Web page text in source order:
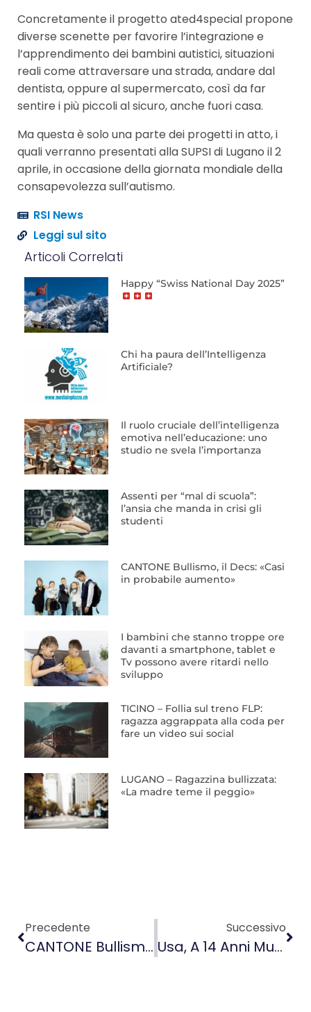
Concretamente il progetto ated4special propone
diverse scenette per favorire l’integrazione e
l’apprendimento dei bambini autistici, situazioni
reali come attraversare una strada, andare dal
dentista, oppure al supermercato, così da far
sentire i più piccoli al sicuro, anche fuori casa.
Ma questa è solo una parte dei progetti in atto, i
quali verranno presentati alla SUPSI di Lugano il 2
aprile, in occasione della giornata mondiale della
consapevolezza sull’autismo.
RSI News
Leggi sul sito
Articoli Correlati
Happy “Swiss National Day 2025”
Chi ha paura dell’Intelligenza
Artificiale?
Il ruolo cruciale dell’intelligenza
emotiva nell’educazione: uno
studio ne svela l’importanza
Assenti per “mal di scuola”:
l’ansia che manda in crisi gli
studenti
CANTONE Bullismo, il Decs: «Casi
in probabile aumento»
I bambini che stanno troppe ore
davanti a smartphone, tablet e
Tv possono avere ritardi nello
sviluppo
TICINO – Follia sul treno FLP:
ragazza aggrappata alla coda per
fare un video sui social
LUGANO – Ragazzina bullizzata:
«La madre teme il peggio»
Precedente
CANTONE Bullismo, Il Decs: «Casi In Probabile Aumento»
Successivo
Usa, A 14 Anni Muore Per Una Sfida Su TikTok Con La Patatina Più Piccante Del Mondo